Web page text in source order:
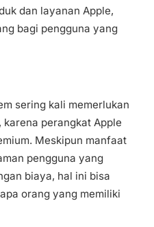
dan layanan Apple,
bagi pengguna yang
sering kali memerlukan
perangkat Apple
Meskipun manfaat
pengguna yang
biaya, hal ini bisa
orang yang memiliki